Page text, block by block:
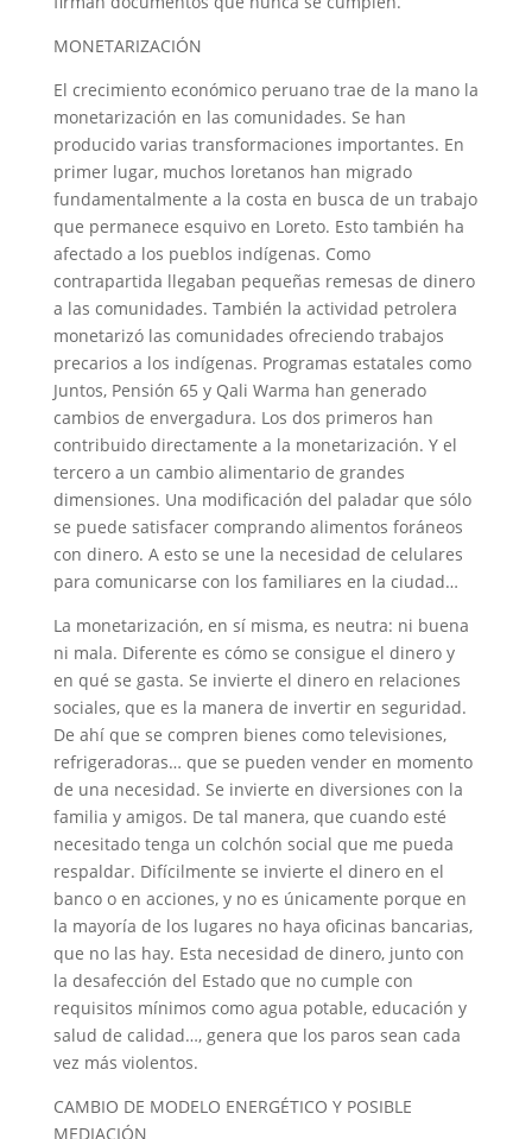
MONETARIZACIÓN
El crecimiento económico peruano trae de la mano la
monetarización en las comunidades. Se han
producido varias transformaciones importantes. En
primer lugar, muchos loretanos han migrado
fundamentalmente a la costa en busca de un trabajo
que permanece esquivo en Loreto. Esto también ha
afectado a los pueblos indígenas. Como
contrapartida llegaban pequeñas remesas de dinero
a las comunidades. También la actividad petrolera
monetarizó las comunidades ofreciendo trabajos
precarios a los indígenas. Programas estatales como
Juntos, Pensión 65 y Qali Warma han generado
cambios de envergadura. Los dos primeros han
contribuido directamente a la monetarización. Y el
tercero a un cambio alimentario de grandes
dimensiones. Una modificación del paladar que sólo
se puede satisfacer comprando alimentos foráneos
con dinero. A esto se une la necesidad de celulares
para comunicarse con los familiares en la ciudad…
La monetarización, en sí misma, es neutra: ni buena
ni mala. Diferente es cómo se consigue el dinero y
en qué se gasta. Se invierte el dinero en relaciones
sociales, que es la manera de invertir en seguridad.
De ahí que se compren bienes como televisiones,
refrigeradoras… que se pueden vender en momento
de una necesidad. Se invierte en diversiones con la
familia y amigos. De tal manera, que cuando esté
necesitado tenga un colchón social que me pueda
respaldar. Difícilmente se invierte el dinero en el
banco o en acciones, y no es únicamente porque en
la mayoría de los lugares no haya oficinas bancarias,
que no las hay. Esta necesidad de dinero, junto con
la desafección del Estado que no cumple con
requisitos mínimos como agua potable, educación y
salud de calidad…, genera que los paros sean cada
vez más violentos.
CAMBIO DE MODELO ENERGÉTICO Y POSIBLE
MEDIACIÓN